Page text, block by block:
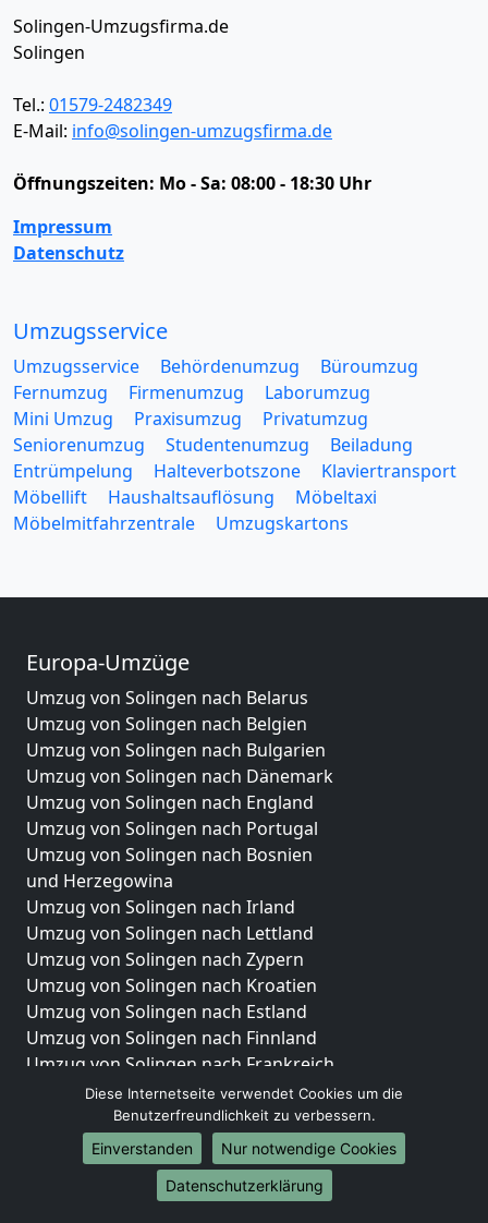
Solingen-Umzugsfirma.de
Solingen
Tel.: 01579-2482349
E-Mail: info@solingen-umzugsfirma.de
Öffnungszeiten: Mo - Sa: 08:00 - 18:30 Uhr
Impressum
Datenschutz
Umzugsservice
Umzugsservice Behördenumzug
Büroumzug
Fernumzug
Firmenumzug
Laborumzug
Mini Umzug
Praxisumzug
Privatumzug
Seniorenumzug
Studentenumzug
Beiladung
Entrümpelung
Halteverbotszone
Klaviertransport
Möbellift
Haushaltsauflösung
Möbeltaxi
Möbelmitfahrzentrale
Umzugskartons
Europa-Umzüge
Umzug von Solingen nach Belarus
Umzug von Solingen nach Belgien
Umzug von Solingen nach Bulgarien
Umzug von Solingen nach Dänemark
Umzug von Solingen nach England
Umzug von Solingen nach Portugal
Umzug von Solingen nach Bosnien
und Herzegowina
Umzug von Solingen nach Irland
Umzug von Solingen nach Lettland
Umzug von Solingen nach Zypern
Umzug von Solingen nach Kroatien
Umzug von Solingen nach Estland
Umzug von Solingen nach Finnland
Umzug von Solingen nach Frankreich
Umzug von Solingen nach Griechenland
Umzug von Solingen nach Italien
Umzug von Solingen nach Liechtenstein
Umzug von Solingen nach Luxemburg
Umzug von Solingen nach Niederlande
Diese Internetseite verwendet Cookies um die
Benutzerfreundlichkeit zu verbessern.
Einverstanden
Nur notwendige Cookies
Datenschutzerklärung